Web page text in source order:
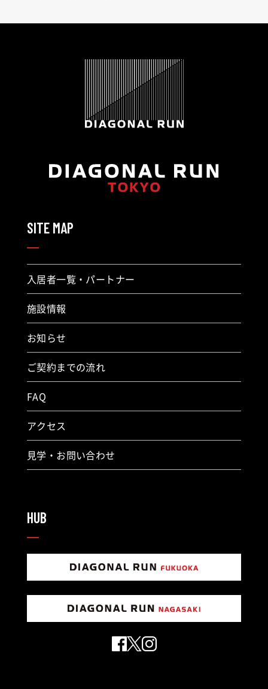
SITE MAP
入居者一覧・パートナー
ご契約までの流れ
アクセス
施設情報
FAQ
見学・お問い合わせ
お知らせ
HUB